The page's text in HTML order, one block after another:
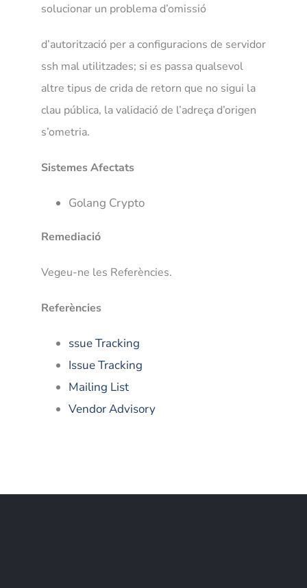
solucionar un problema d’omissió
d’autorització per a configuracions de servidor
ssh mal utilitzades; si es passa qualsevol
altre tipus de crida de retorn que no sigui la
clau pública, la validació de l’adreça d’origen
s’ometria.
Sistemes Afectats
Golang Crypto
Remediació
Vegeu-ne les Referències.
Referències
ssue Tracking
Issue Tracking
Mailing List
Vendor Advisory